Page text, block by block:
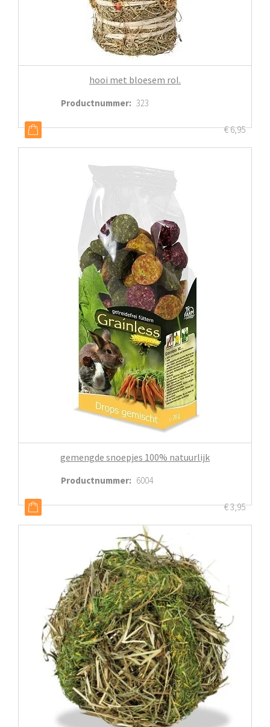
hooi met bloesem rol.
Productnummer: 323
€6,95
gemengde snoepjes 100% natuurlijk
Productnummer: 6004
€3,95